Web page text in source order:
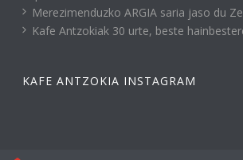
Merezimenduzko ARGIA saria jaso du
Kafe Antzokiak 30 urte, beste
KAFE ANTZOKIA INSTAGRAM